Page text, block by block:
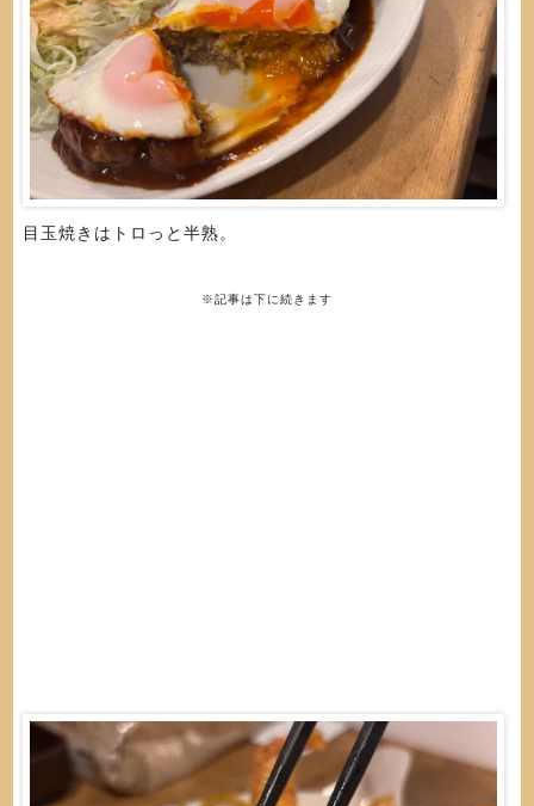
目玉焼きはトロっと半熟。
※記事は下に続きます